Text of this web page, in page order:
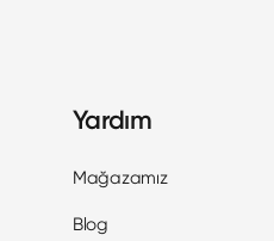
Yardım
Mağazamız
Blog